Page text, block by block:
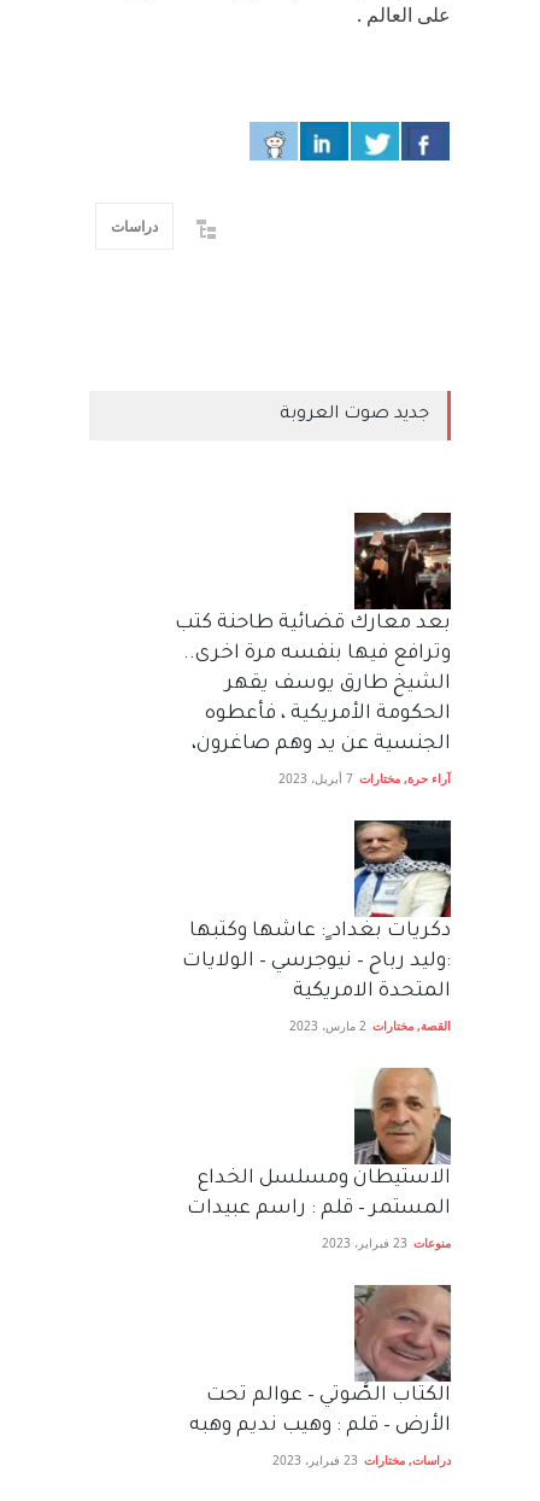
على العالم .
دراسات
جديد صوت العروبة
بعد معارك قضائية طاحنة كتب
وترافع فيها بنفسه مرة اخرى..
الشيخ طارق يوسف يقهر
الحكومة الأمريكية ، فأعطوه
الجنسية عن يد وهم صاغرون،
آراء حرة, مختارات 7 أبريل، 2023
دكريات بغداد ٍ: عاشها وكتبها
:وليد رباح – نيوجرسي – الولايات
المتحدة الامريكية
القصة, مختارات 2 مارس، 2023
الاستيطان ومسلسل الخداع
المستمر – قلم : راسم عبيدات
منوعات 23 فبراير، 2023
الكتاب الصَّوتي – عوالم تحت
الأرض – قلم : وهيب نديم وهبه
دراسات, مختارات 23 فبراير، 2023